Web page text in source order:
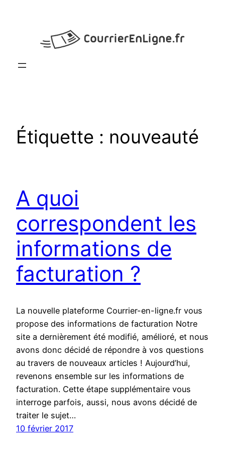
Étiquette : nouveauté
A quoi
correspondent les
informations de
facturation ?
La nouvelle plateforme Courrier-en-ligne.fr vous
propose des informations de facturation Notre
site a dernièrement été modifié, amélioré, et nous
avons donc décidé de répondre à vos questions
au travers de nouveaux articles ! Aujourd’hui,
revenons ensemble sur les informations de
facturation. Cette étape supplémentaire vous
interroge parfois, aussi, nous avons décidé de
traiter le sujet…
10 février 2017